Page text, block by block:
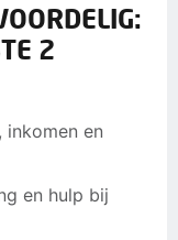
2
inkomen en
en hulp bij